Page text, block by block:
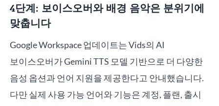
4단계: 보이스오버와 배경 음악은 분위기에
맞춥니다
Google Workspace 업데이트는 Vids의 AI
보이스오버가 Gemini TTS 모델 기반으로 더 다양한
음성 옵션과 언어 지원을 제공한다고 안내했습니다.
다만 실제 사용 가능 언어와 기능은 계정, 플랜, 출시